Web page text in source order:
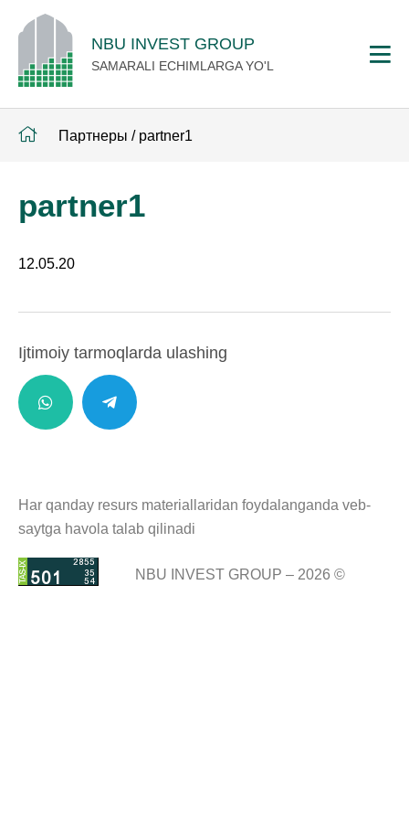
NBU INVEST GROUP
SAMARALI ECHIMLARGA YO'L
Партнеры / partner1
partner1
12.05.20
Ijtimoiy tarmoqlarda ulashing
Har qanday resurs materiallaridan foydalanganda veb-
saytga havola talab qilinadi
NBU INVEST GROUP – 2026 ©